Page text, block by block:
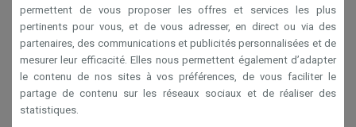
Conditions générales de vente
Privacy
Disclaimer
Cookies
permettent de vous proposer les offres et services les plus
pertinents pour vous, et de vous adresser, en direct ou via des
partenaires, des communications et publicités personnalisées et de
mesurer leur efficacité. Elles nous permettent également d’adapter
le contenu de nos sites à vos préférences, de vous faciliter le
partage de contenu sur les réseaux sociaux et de réaliser des
statistiques.